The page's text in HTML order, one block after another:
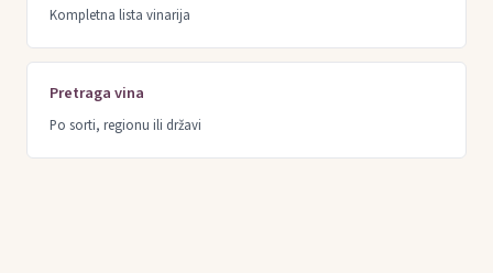
Kompletna lista vinarija
Pretraga vina
Po sorti, regionu ili državi